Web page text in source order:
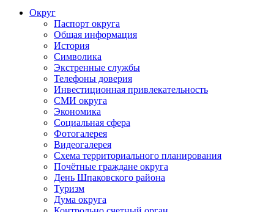
Округ
Паспорт округа
Общая информация
История
Символика
Экстренные службы
Телефоны доверия
Инвестиционная привлекательность
СМИ округа
Экономика
Социальная сфера
Фотогалерея
Видеогалерея
Схема территориального планирования
Почётные граждане округа
День Шпаковского района
Туризм
Дума округа